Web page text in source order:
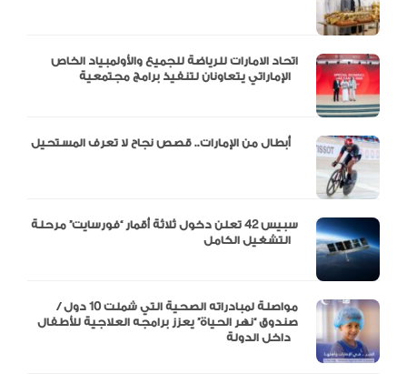
اتحاد الامارات للرياضة للجميع والأولمبياد الخاص
سبيس 42 تعلن دخول ثلاثة أقمار “فورسايت” مرحلة
مواصلة لمبادراته الصحية التي شملت 10 دول /
صندوق “نهر الحياة” يعزز برامجه العلاجية للأطفال